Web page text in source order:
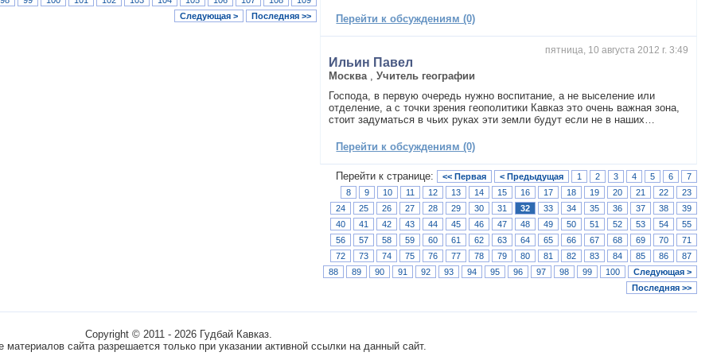
Следующая >
Последняя >> Перейти к обсуждениям (0)
пятница, 10 августа 2012 г. 3:49
Ильин Павел
Москва ,Учитель географии
Господа, в первую очередь нужно воспитание, а не выселение или
отделение, а с точки зрения геополитики Кавказ это очень важная зона,
стоит задуматься в чьих руках эти земли будут если не в наших…
Перейти к обсуждениям (0)
Перейти к странице: << Первая < Предыдущая 1 2 3 4 5 6
7
8
9 10 11 12 13 14 15 16 17 18 19 20 21 22
23
24
25 26 27 28 29 30 31 32 33 34 35 36 37 38
39
40
41 42 43 44 45 46 47 48 49 50 51 52 53 54
55
56
57 58 59 60 61 62 63 64 65 66 67 68 69 70
71
72
73 74 75 76 77 78 79 80 81 82 83 84 85 86
87
88
89 90 91 92 93 94 95 96 97 98 99 100
Следующая >
Последняя >>
Copyright © 2011 - 2026 Гудбай Кавказ.
материалов сайта разрешается только при указании активной ссылки на данный сайт.